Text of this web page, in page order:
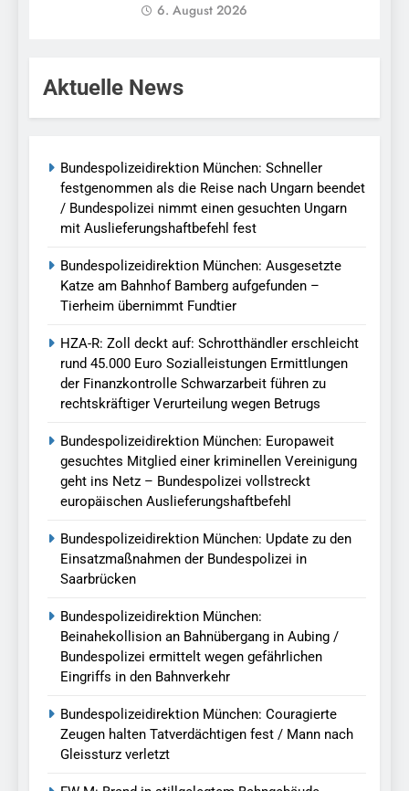
6. August 2026
Aktuelle News
Bundespolizeidirektion München: Schneller
festgenommen als die Reise nach Ungarn beendet
/ Bundespolizei nimmt einen gesuchten Ungarn
mit Auslieferungshaftbefehl fest
Bundespolizeidirektion München: Ausgesetzte
Katze am Bahnhof Bamberg aufgefunden –
Tierheim übernimmt Fundtier
HZA-R: Zoll deckt auf: Schrotthändler erschleicht
rund 45.000 Euro Sozialleistungen Ermittlungen
der Finanzkontrolle Schwarzarbeit führen zu
rechtskräftiger Verurteilung wegen Betrugs
Bundespolizeidirektion München: Europaweit
gesuchtes Mitglied einer kriminellen Vereinigung
geht ins Netz – Bundespolizei vollstreckt
europäischen Auslieferungshaftbefehl
Bundespolizeidirektion München: Update zu den
Einsatzmaßnahmen der Bundespolizei in
Saarbrücken
Bundespolizeidirektion München:
Beinahekollision an Bahnübergang in Aubing /
Bundespolizei ermittelt wegen gefährlichen
Eingriffs in den Bahnverkehr
Bundespolizeidirektion München: Couragierte
Zeugen halten Tatverdächtigen fest / Mann nach
Gleissturz verletzt